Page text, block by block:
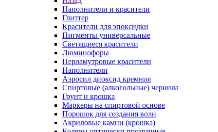
Наполнители и красители
Глиттер
Красители для эпоксидки
Пигменты универсальные
Светящиеся красители
Люминофоры
Перламутровые красители
Наполнители
Аэросил диоксид кремния
Спиртовые (алкогольные) чернила
Грунт и крошка
Маркеры на спиртовой основе
Порошок для создания волн
Акриловые камни (крошка)